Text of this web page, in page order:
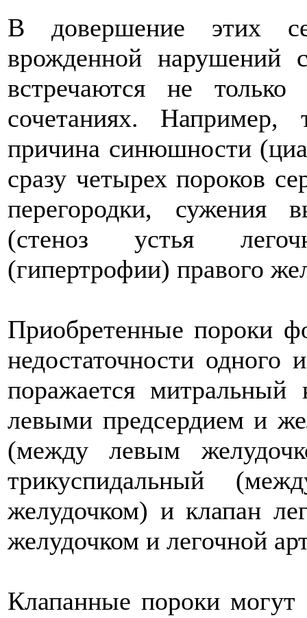
В довершение этих
врожденной нарушений
встречаются не
сочетаниях. Например,
причина синюшности
сразу четырех пороков
перегородки, сужения
(стеноз устья
(гипертрофии) правого
Приобретенные пороки
недостаточности одного
поражается
левыми предсердием и
(между левым
трикуспидальный
желудочком) и клапан
желудочком и легочной
Клапанные пороки